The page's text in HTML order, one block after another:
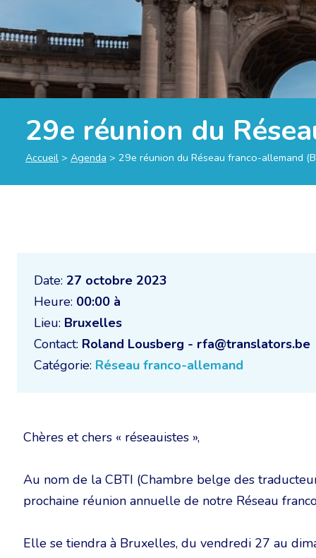
29e réunion du
Accueil > Agenda > 29e réunion du Réseau franco-allemand
Date: 27 octobre 2023
Heure: 00:00 à
Lieu: Bruxelles
Contact: Roland Lousberg - rfa@translators.be
Catégorie: Réseau franco-allemand
Chères et chers « réseauistes »,
Au nom de la CBTI (Chambre belge des
prochaine réunion annuelle de notre Réseau
Elle se tiendra à Bruxelles, du vendredi 27 au